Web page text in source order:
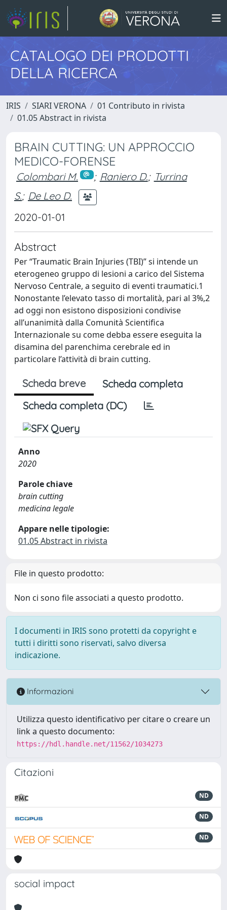
CATALOGO DEI PRODOTTI
DELLA RICERCA
IRIS SIARI VERONA
01 Contributo in rivista
01.05 Abstract in rivista
BRAIN CUTTING: UN APPROCCIO
MEDICO-FORENSE
Colombari M. ; Raniero D.; Turrina
S.; De Leo D.
2020-01-01
Abstract
Per “Traumatic Brain Injuries (TBI)” si intende un
eterogeneo gruppo di lesioni a carico del Sistema
Nervoso Centrale, a seguito di eventi traumatici.1
Nonostante l’elevato tasso di mortalità, pari al 3%,2
ad oggi non esistono disposizioni condivise
all’unanimità dalla Comunità Scientifica
Internazionale su come debba essere eseguita la
disamina del parenchima cerebrale ed in
particolare l’attività di brain cutting.
Scheda breve
Scheda completa
Scheda completa (DC)
Anno
2020
Parole chiave
brain cutting
medicina legale
Appare nelle tipologie:
01.05 Abstract in rivista
File in questo prodotto:
Non ci sono file associati a questo prodotto.
I documenti in IRIS sono protetti da copyright e
tutti i diritti sono riservati, salvo diversa
indicazione.
Informazioni
Utilizza questo identificativo per citare o creare un
link a questo documento:
https://hdl.handle.net/11562/1034273
Citazioni
ND
ND
ND
social impact